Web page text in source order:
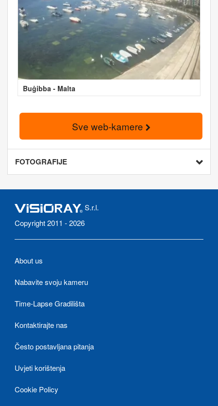
Buġibba - Malta
Sve web-kamere
FOTOGRAFIJE
S.r.l.
Copyright 2011 - 2026
About us
Nabavite svoju kameru
Time-Lapse Gradilišta
Kontaktirajte nas
Često postavljana pitanja
Uvjeti korištenja
Cookie Policy